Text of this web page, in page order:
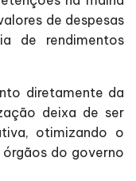
de despesas
de rendimentos
diretamente da
deixa de ser
otimizando o
do governo